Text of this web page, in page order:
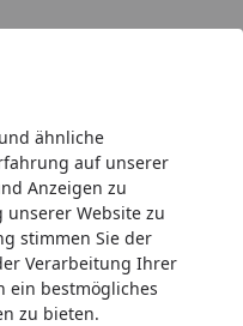
ähnliche
auf unserer
Anzeigen zu
Website zu
stimmen Sie der
Verarbeitung Ihrer
ein bestmögliches
zu bieten.
Hotline
& Pool-
bis 468,99€)